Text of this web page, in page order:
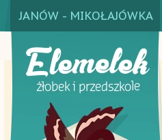
JANÓW - MIKOŁAJÓWKA